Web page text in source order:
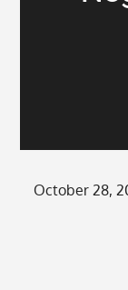
Posted
October 28,